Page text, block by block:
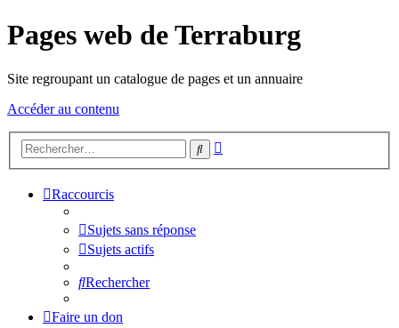
Pages web de Terraburg
Site regroupant un catalogue de pages et un annuaire
Accéder au contenu
Rechercher
Raccourcis
Sujets sans réponse
Sujets actifs
Rechercher
Faire un don